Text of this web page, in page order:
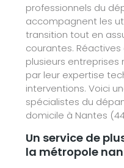
professionnels du
accompagnent les
transition tout en
courantes.
plusieurs
par leur expertise
interventions. Voici
spécialistes du
domicile à Nantes
Un service de
la métropole